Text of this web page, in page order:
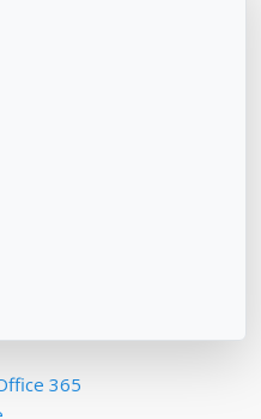
365